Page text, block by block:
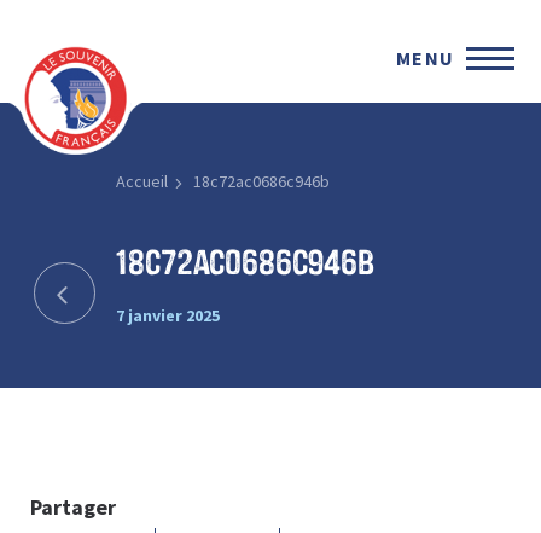
MENU
Accueil 18c72ac0686c946b
18c72ac0686c946b
7 janvier 2025
Partager